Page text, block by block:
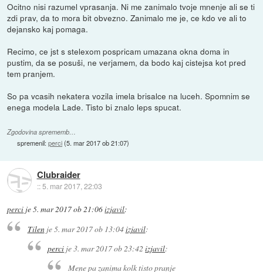
Ocitno nisi razumel vprasanja. Ni me zanimalo tvoje mnenje ali se ti
zdi prav, da to mora bit obvezno. Zanimalo me je, ce kdo ve ali to
dejansko kaj pomaga.
Recimo, ce jst s stelexom pospricam umazana okna doma in
pustim, da se posuši, ne verjamem, da bodo kaj cistejsa kot pred
tem pranjem.
So pa vcasih nekatera vozila imela brisalce na luceh. Spomnim se
enega modela Lade. Tisto bi znalo leps spucat.
Zgodovina sprememb…
spremenil:perci(5. mar 2017 ob 21:07)
Clubraider
::5. mar 2017, 22:03
perci je5. mar 2017 ob 21:06izjavil:
Tilenje5. mar 2017 ob 13:04izjavil:
perci je3. mar 2017 ob 23:42izjavil:
Mene pa zanima kolk tisto pranje